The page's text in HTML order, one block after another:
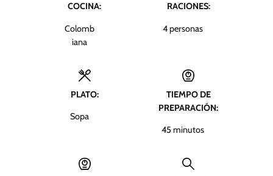
COCINA:
Colomb
iana
RACIONES:
4personas
PLATO:
Sopa
TIEMPO DE
PREPARACIÓN:
45 m
minutos